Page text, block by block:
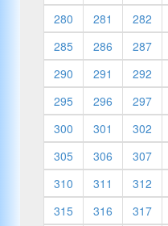
280
281 282
285
286 287
290
291 292
295
296 297
300
301 302
305
306 307
310
311 312
315
316 317